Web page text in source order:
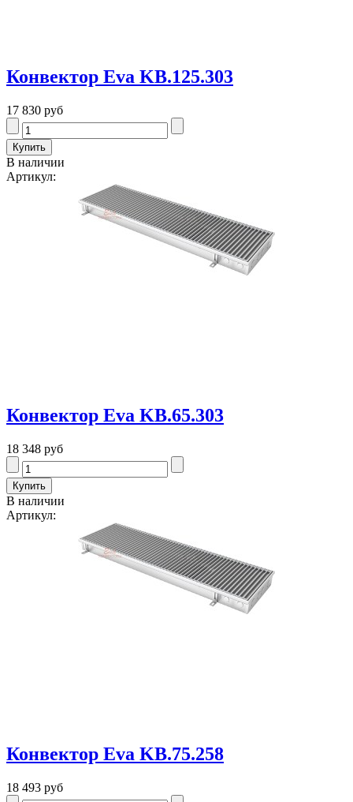
Конвектор Eva KB.125.303
17 830 руб
В наличии
Артикул:
Конвектор Eva KB.65.303
18 348 руб
В наличии
Артикул:
Конвектор Eva KB.75.258
18 493 руб